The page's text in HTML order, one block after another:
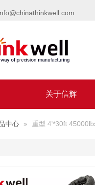
关于信辉
中心 » 重型 4'*30ft